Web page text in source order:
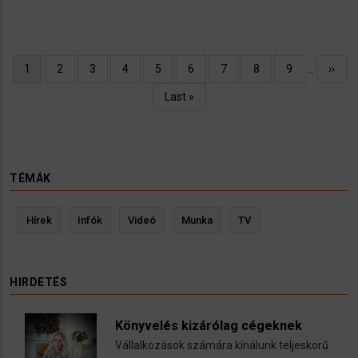
Oldalszámozás
Jelenlegi
1 Oldal
2 Oldal
3 Oldal
4 Oldal
5 Oldal
6 Oldal
7 Oldal
8 Oldal
9 ››
Utolsó
Last »
TÉMÁK
Hírek Infók Videó Munka TV
HIRDETÉS
Könyvelés kizárólag cégeknek
Vállalkozások számára kínálunk teljeskörű